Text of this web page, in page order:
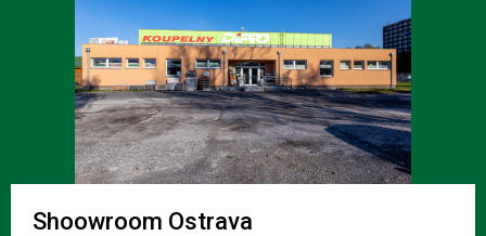
Shoowroom Ostrava